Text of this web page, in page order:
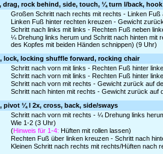
drag, rock behind, side, touch, ¼ turn l/back, hook
Großen Schritt nach rechts mit rechts - Linken Fuß
Linken Fuß hinter rechten kreuzen - Gewicht
Schritt nach links mit links - Rechten Fuß neben
¼ Drehung links herum und Schritt nach hinten mit
des Kopfes mit beiden Händen schnippen) (9 Uhr)
lock, locking shuffle forward, rocking chair
Schritt nach vorn mit links - Rechten Fuß hinter
Schritt nach vorn mit links - Rechten Fuß hinter
Schritt nach vorn mit rechts - Gewicht zurück auf
Schritt nach hinten mit rechts - Gewicht zurück auf
pivot ¼ l 2x, cross, back, side/sways
Schritt nach vorn mit rechts - ¼ Drehung links
Wie 1-2 (3 Uhr)
(Hinweis für 1-4: Hüften mit rollen lassen)
Rechten Fuß über linken kreuzen - Schritt nach
Kleinen Schritt nach rechts mit rechts/Hüften nach